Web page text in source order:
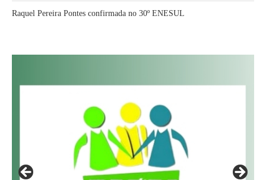
Raquel Pereira Pontes confirmada no 30º ENESUL